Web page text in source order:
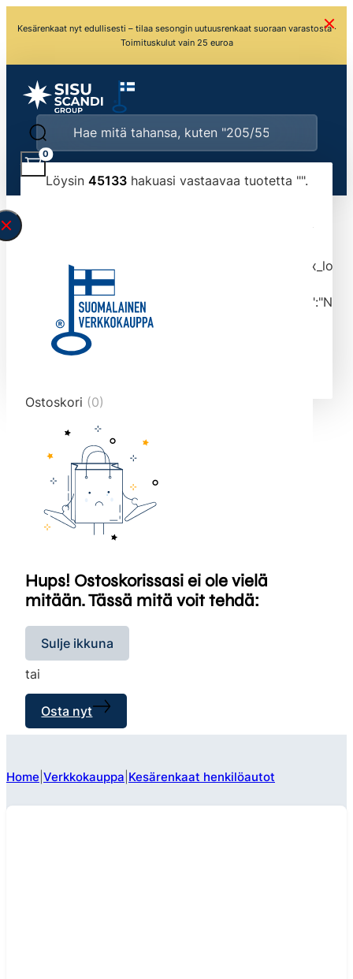
Kesärenkaat nyt edullisesti – tilaa sesongin uutuusrenkaat suoraan varastosta ·
Toimituskulut vain 25 euroa
Löysin 45133hakuasi vastaavaa tuotetta "".
typed the search query correctly.<br>Currently
tmlmvi","meta_query":
data-original-query-vars="[]" data-page="1"
data-max-pages="4514" data-start="1" data-
end="10">
0
Ostoskori (0)
Hups! Ostoskorissasi ei ole vielä
mitään. Tässä mitä voit tehdä:
Sulje ikkuna
tai
Osta nyt
Home Verkkokauppa Kesärenkaat henkilöautot